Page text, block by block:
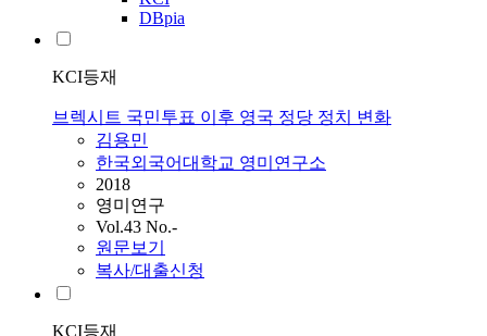
DBpia
KCI등재
브렉시트 국민투표 이후 영국 정당 정치 변화
김용민
한국외국어대학교 영미연구소
2018
영미연구
Vol.43 No.-
원문보기
복사/대출신청
KCI등재